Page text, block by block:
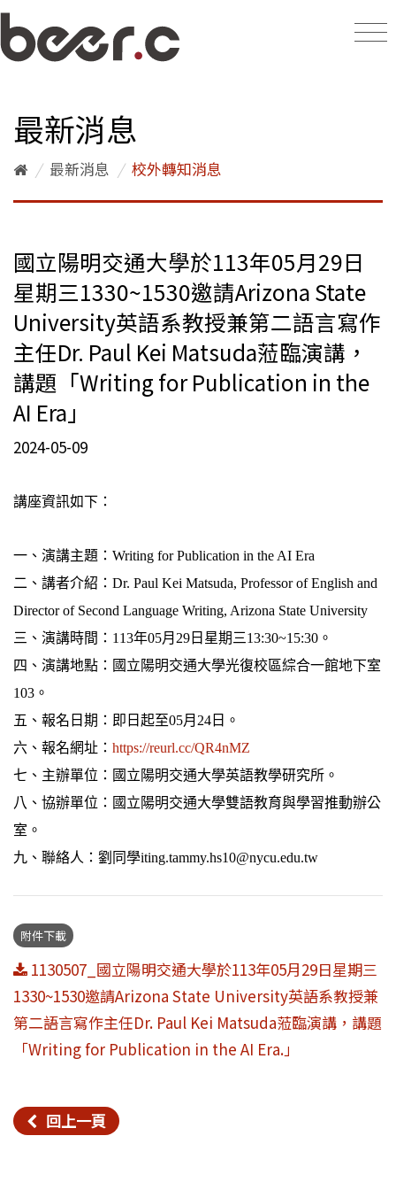
最新消息
/ 最新消息 / 校外轉知消息
國立陽明交通大學於113年05月29日
星期三1330~1530邀請Arizona State
University英語系教授兼第二語言寫作
主任Dr. Paul Kei Matsuda蒞臨演講，
講題「Writing for Publication in the
AI Era」
2024-05-09
講座資訊如下：
一、演講主題：Writing for Publication in the AI Era
二、講者介紹：Dr. Paul Kei Matsuda, Professor of English and
Director of Second Language Writing, Arizona State University
三、演講時間：113年05月29日星期三13:30~15:30。
四、演講地點：國立陽明交通大學光復校區綜合一館地下室
103。
五、報名日期：即日起至05月24日。
六、報名網址： https://reurl.cc/QR4nMZ
七、主辦單位：國立陽明交通大學英語教學研究所。
八、協辦單位：國立陽明交通大學雙語教育與學習推動辦公
室。
九、聯絡人：劉同學iting.tammy.hs10@nycu.edu.tw
附件下載
1130507_國立陽明交通大學於113年05月29日星期三
1330~1530邀請Arizona State University英語系教授兼
第二語言寫作主任Dr. Paul Kei Matsuda蒞臨演講，講題
「Writing for Publication in the AI Era.」
回上一頁